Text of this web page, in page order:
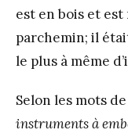
est en bois et
parchemin; il
le plus à même
Selon les mots de
instruments à